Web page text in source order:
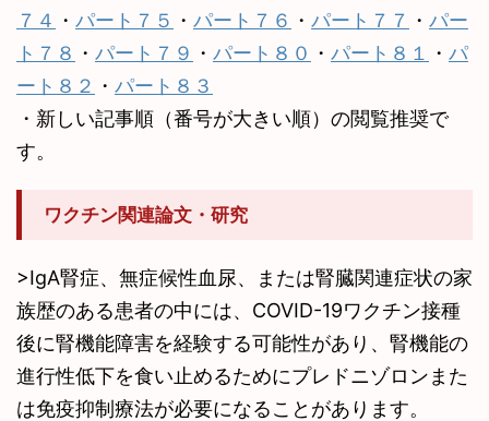
７４ ・ パート７５ ・ パート７６ ・ パート７７ ・ パー
ト７８ ・ パート７９ ・ パート８０ ・ パート８１ ・ パ
ート８２ ・ パート８３
・新しい記事順（番号が大きい順）の閲覧推奨で
す。
ワクチン関連論文・研究
>IgA腎症、無症候性血尿、または腎臓関連症状の家
族歴のある患者の中には、COVID-19ワクチン接種
後に腎機能障害を経験する可能性があり、腎機能の
進行性低下を食い止めるためにプレドニゾロンまた
は免疫抑制療法が必要になることがあります。